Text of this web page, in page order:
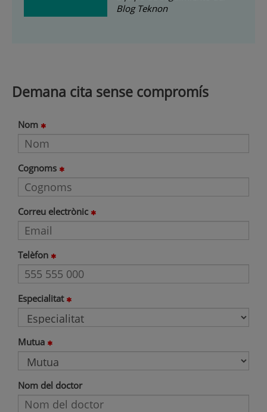
Blog Teknon
Demana cita sense compromís
Nom
Cognoms
Correu electrònic
Telèfon
Especialitat
Mutua
Nom del doctor